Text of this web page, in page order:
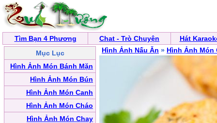
Tìm Bạn 4 Phương Chat - Trò Chuyện
Hát
Mục Lục
Hình Ảnh Món Bánh Mặn
Hình Ảnh Món Bún
Hình Ảnh Món Canh
Hình Ảnh Món Cháo
Hình Ảnh Món Chay
Hình Ảnh Nấu Ăn » Hình Ảnh Món